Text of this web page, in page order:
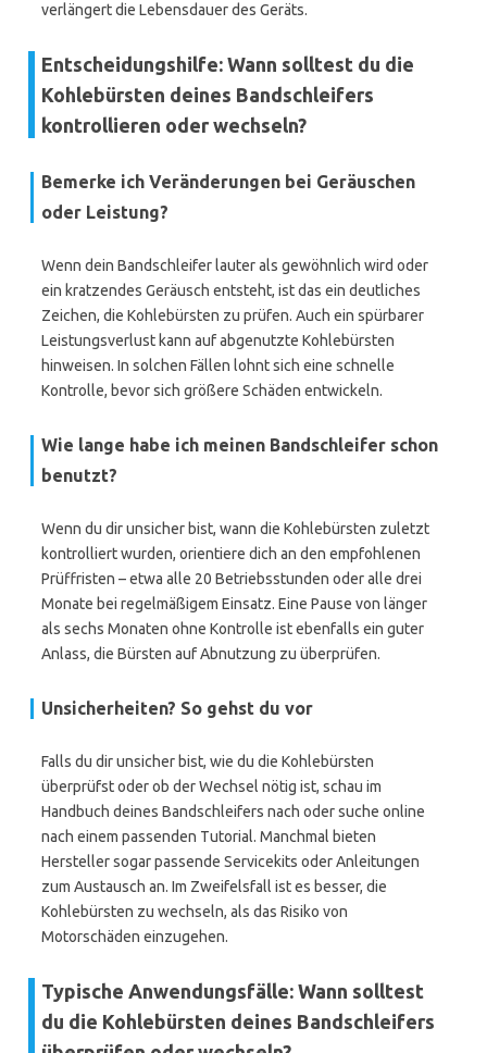
verlängert die Lebensdauer des Geräts.
Entscheidungshilfe: Wann solltest du die
Kohlebürsten deines Bandschleifers
kontrollieren oder wechseln?
Bemerke ich Veränderungen bei Geräuschen
oder Leistung?
Wenn dein Bandschleifer lauter als gewöhnlich wird oder
ein kratzendes Geräusch entsteht, ist das ein deutliches
Zeichen, die Kohlebürsten zu prüfen. Auch ein spürbarer
Leistungsverlust kann auf abgenutzte Kohlebürsten
hinweisen. In solchen Fällen lohnt sich eine schnelle
Kontrolle, bevor sich größere Schäden entwickeln.
Wie lange habe ich meinen Bandschleifer schon
benutzt?
Wenn du dir unsicher bist, wann die Kohlebürsten zuletzt
kontrolliert wurden, orientiere dich an den empfohlenen
Prüffristen – etwa alle 20 Betriebsstunden oder alle drei
Monate bei regelmäßigem Einsatz. Eine Pause von länger
als sechs Monaten ohne Kontrolle ist ebenfalls ein guter
Anlass, die Bürsten auf Abnutzung zu überprüfen.
Unsicherheiten? So gehst du vor
Falls du dir unsicher bist, wie du die Kohlebürsten
überprüfst oder ob der Wechsel nötig ist, schau im
Handbuch deines Bandschleifers nach oder suche online
nach einem passenden Tutorial. Manchmal bieten
Hersteller sogar passende Servicekits oder Anleitungen
zum Austausch an. Im Zweifelsfall ist es besser, die
Kohlebürsten zu wechseln, als das Risiko von
Motorschäden einzugehen.
Typische Anwendungsfälle: Wann solltest
du die Kohlebürsten deines Bandschleifers